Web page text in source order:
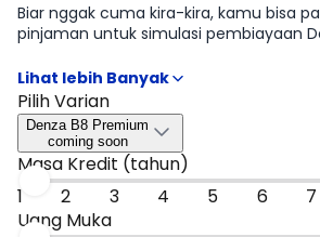
Biar nggak cuma kira-kira, kamu bisa
pinjaman untuk simulasi pembiayaan
per bulan. Hasilnya bisa jadi patokan
menyaring tipe Denza B8 Premium,
yang paling masuk budget, sebelum
atau bandingkan dengan mobil sejenis.
Pilih Varian
Denza B8 Premium
coming soon
Masa Kredit (tahun)
1
2 3 4 5 6 7
Uang Muka